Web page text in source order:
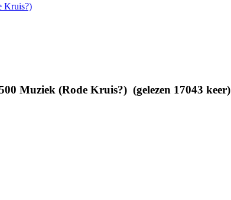
Kruis?)
Muziek (Rode Kruis?) (gelezen 17043 keer)